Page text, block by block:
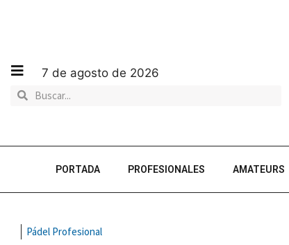
7 de agosto de 2026
PORTADA PROFESIONALES AMATEURS
Pádel Profesional